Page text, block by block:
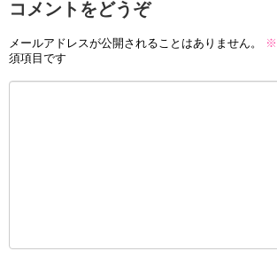
コメントをどうぞ
メールアドレスが公開されることはありません。 ※
須項目です